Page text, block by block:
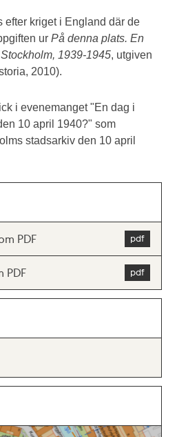
efter kriget i England där de
urPå denna plats. En
1939-1945, utgiven
2010).
i evenemanget "En dag i
10 april 1940?" som
stadsarkiv den 10 april
PDF
PDF